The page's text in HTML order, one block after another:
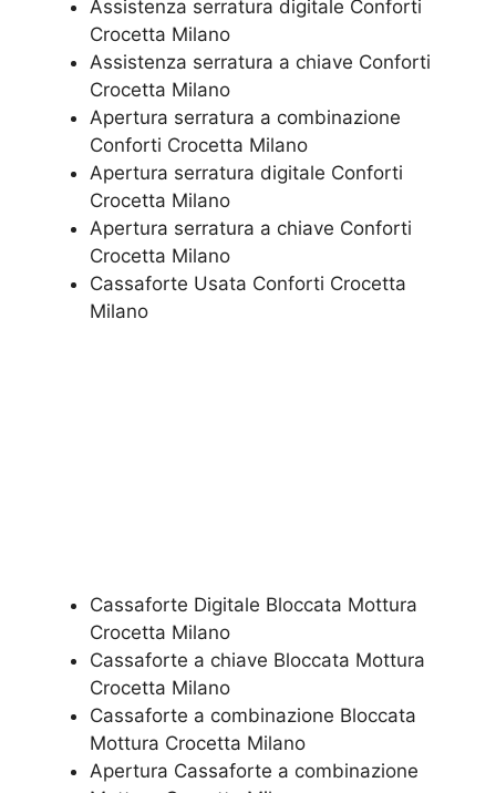
Assistenza serratura ​digitale Conforti
Crocetta Milano
Assistenza serratura ​a chiave Conforti
Crocetta Milano
​Apertura serratura​ ​a combinazione
Conforti Crocetta Milano
Apertura serratura​ ​digitale Conforti
Crocetta Milano
​Apertura serratura​ ​a chiave Conforti
Crocetta Milano
​Cassaforte Usata Conforti Crocetta
Milano
Cassaforte Digitale Bloccata Mottura
Crocetta Milano
Cassaforte a chiave Bloccata Mottura
Crocetta Milano
Cassaforte a combinazione Bloccata
Mottura Crocetta Milano
​Apertura Cassaforte a combinazione